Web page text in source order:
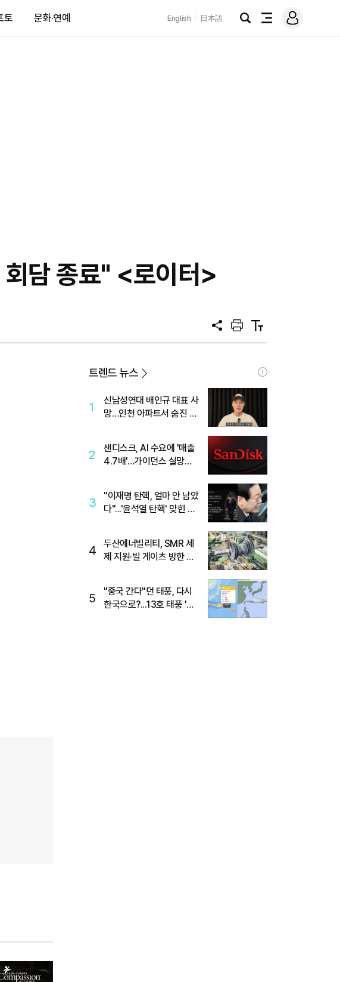
토 문화·연예 English 日本語
검
전
메
그
담 종료" <로이터>
공
프
트
텍
트
트렌드 뉴스
1
신남성연대 배인규 대표 사
망…인천 아파트서 숨진 채
2
샌디스크, AI 수요에 '매출
4.7배'…가이던스 실망에
3
"이재명 탄핵, 얼마 안 남았
다"...'윤석열 탄핵' 맞힌 무
4
두산에너빌리티, SMR 세
제 지원·빌 게이츠 방한 기
5
"중국 간다"던 태풍, 다시
한국으로?...13호 태풍 '돌